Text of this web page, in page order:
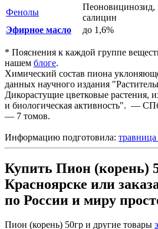
Фенолы
Пеоновицинозид,
салицин
Эфирное масло
до 1,6%
* Пояснения к каждой группе
нашем блоге.
Химический состав пиона
данных научного издания
Дикорастущие цветковые растения,
и биологическая активность". —
— 7 томов.
Информацию подготовила:
Купить Пион (корень)
Красноярске или
по России и миру
Пион (корень) 50гр и другие товары